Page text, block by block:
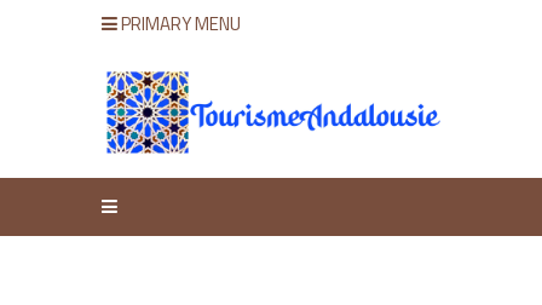
PRIMARY MENU